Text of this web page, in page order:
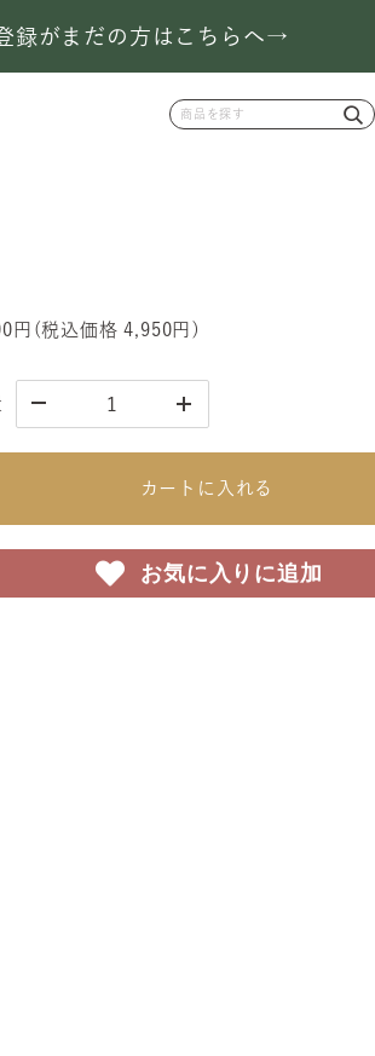
録がまだの方はこちらへ→
円 (税込価格4,950円 )
カートに入れる
お気に入りに追加